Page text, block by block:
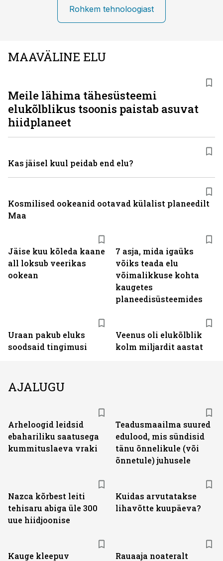
Rohkem tehnoloogiast
MAAVÄLINE ELU
Jäise kuu kõleda kaane
all loksub veerikas
ookean
7 asja, mida igaüks
võiks teada elu
võimalikkuse kohta
kaugetes
planeedisüsteemides
Uraan pakub eluks
soodsaid tingimusi
Veenus oli elukõlblik
kolm miljardit aastat
Meile lähima tähesüsteemi
elukõlblikus tsoonis paistab asuvat
hiidplaneet
Kas jäisel kuul peidab end elu?
Kosmilised ookeanid ootavad külalist planeedilt
Maa
AJALUGU
Arheloogid leidsid
ebahariliku saatusega
kummituslaeva vraki
Teadusmaailma suured
edulood, mis sündisid
tänu õnnelikule (või
õnnetule) juhusele
Nazca kõrbest leiti
tehisaru abiga üle 300
uue hiidjoonise
Kuidas arvutatakse
lihavõtte kuupäeva?
Kauge kleepuv Rauaaja noateralt